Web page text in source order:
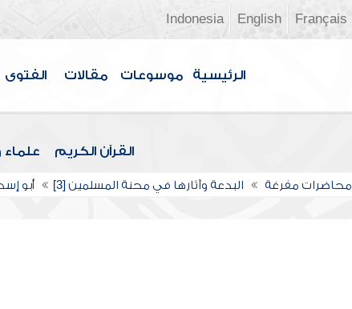
Français
English
Indonesia
الرئيسية موسوعات مقالات الفتوى
القرآن الكريم علماء
محاضرات مفرغة البدعة وآثارها في محنة المسلمين [3] أبو